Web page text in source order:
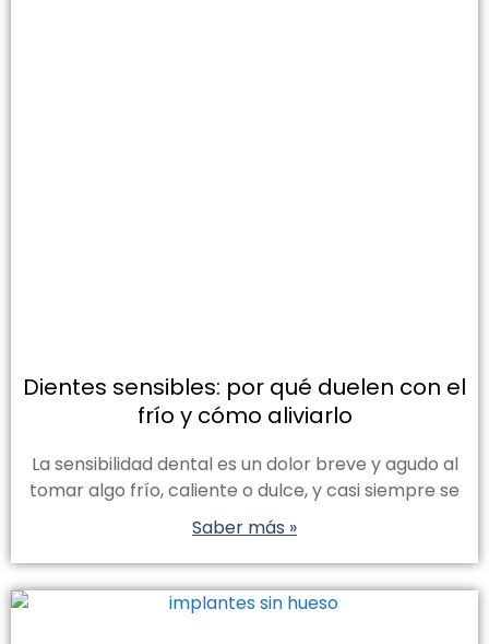
Dientes sensibles: por qué duelen con el
frío y cómo aliviarlo
La sensibilidad dental es un dolor breve y agudo al
tomar algo frío, caliente o dulce, y casi siempre se
Saber más »